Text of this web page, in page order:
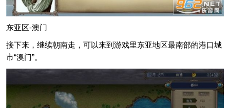
东亚区-澳门
接下来，继续朝南走，可以来到游戏里东亚地区最南部的港口城
市“澳门”。